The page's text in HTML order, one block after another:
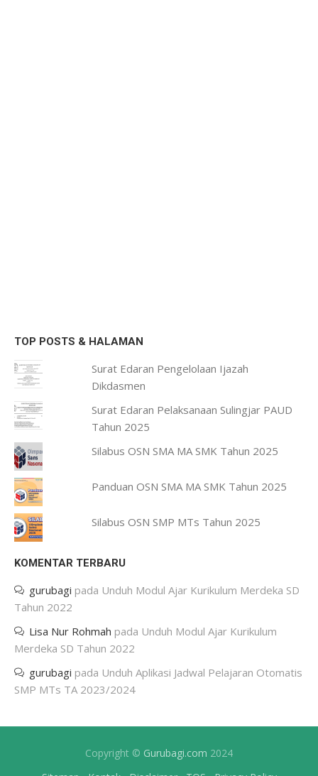
TOP POSTS & HALAMAN
Surat Edaran Pengelolaan Ijazah
Dikdasmen
Surat Edaran Pelaksanaan Sulingjar PAUD
Tahun 2025
Silabus OSN SMA MA SMK Tahun 2025
Panduan OSN SMA MA SMK Tahun 2025
Silabus OSN SMP MTs Tahun 2025
KOMENTAR TERBARU
gurubagi pada Unduh Modul Ajar Kurikulum Merdeka SD
Tahun 2022
Lisa Nur Rohmah pada Unduh Modul Ajar Kurikulum
Merdeka SD Tahun 2022
gurubagi pada Unduh Aplikasi Jadwal Pelajaran Otomatis
SMP MTs TA 2023/2024
Copyright © Gurubagi.com 2024